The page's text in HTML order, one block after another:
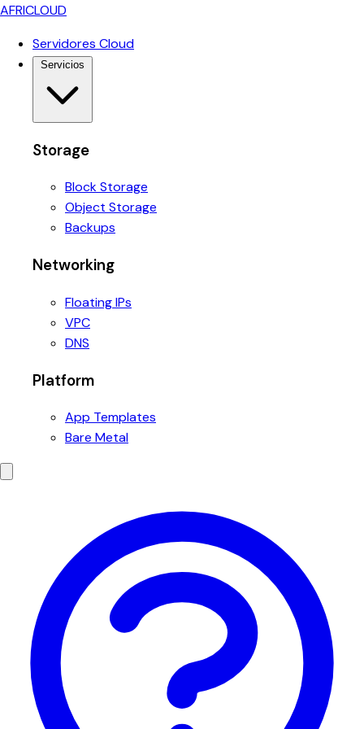
AFRICLOUD
Servidores Cloud
Servicios
Storage
Block Storage
Object Storage
Backups
Networking
Floating IPs
VPC
DNS
Platform
App Templates
Bare Metal